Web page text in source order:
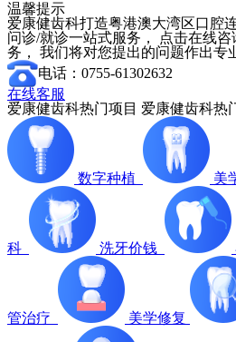
温馨提示
爱康健齿科打造粤港澳大湾区口腔
问诊/就诊一站式服务， 点击在线
务， 我们将对您提出的问题作出专
电话：0755-61302632
在线客服
爱康健齿科热门项目 爱康健齿科热
数字种植 美
科 洗牙价钱
管治疗 美学修复